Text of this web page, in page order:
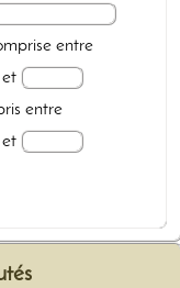
entre
entre